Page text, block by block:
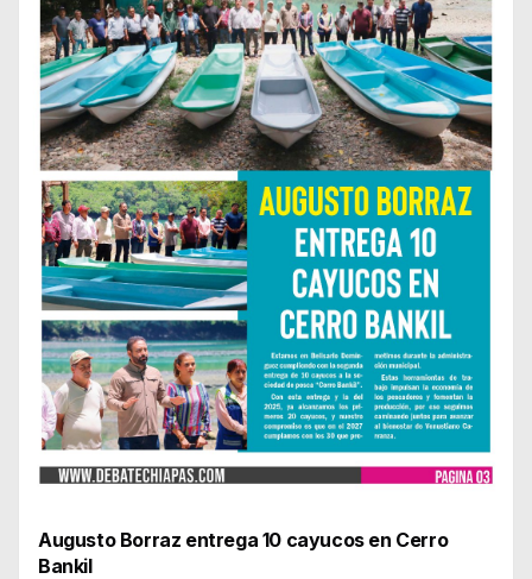
Augusto Borraz entrega 10 cayucos en Cerro
Bankil